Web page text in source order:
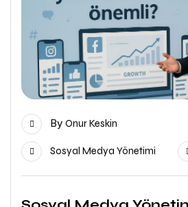
By Onur Keskin
Sosyal Medya Yönetimi